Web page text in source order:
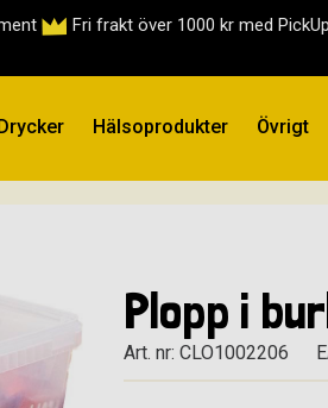
Fri frakt över 1000 kr med
Drycker Hälsoprodukter Övrigt
Plopp i
Art. nr: CLO1002206